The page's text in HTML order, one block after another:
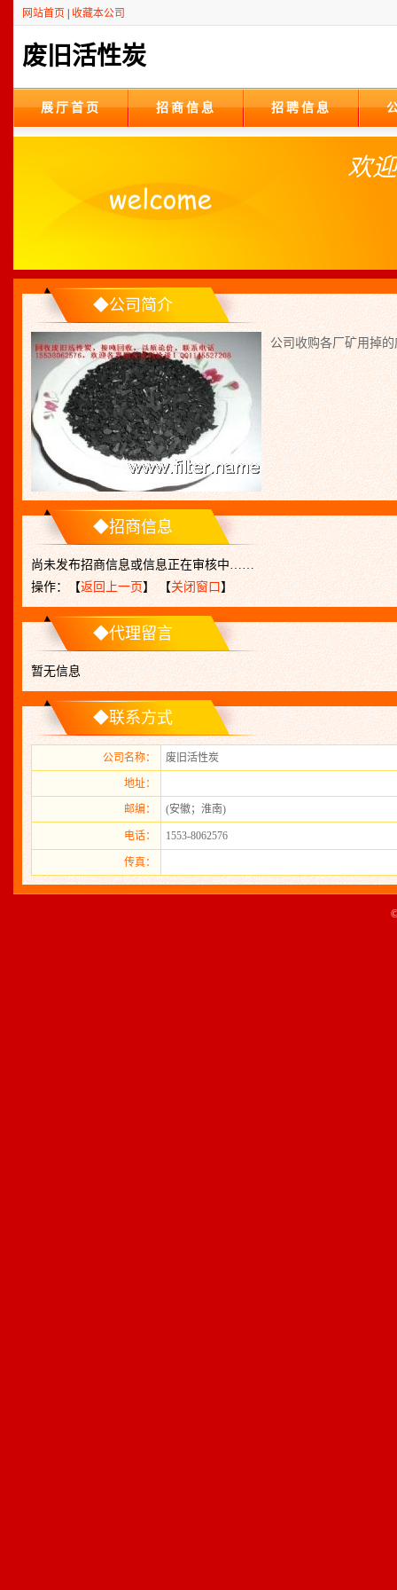
网站首页 收藏本公司
废旧活性炭
展厅首页 招商信息 招聘信息
欢
◆公司简介
公司收购各厂矿用掉
◆招商信息
尚未发布招商信息或信息正在审核中……
操作：【返回上一页 】 【关闭窗口 】
◆代理留言
暂无信息
◆联系方式
公司名称： 废旧活性炭
地址：
邮编： (安徽；淮南)
电话： 1553-8062576
传真：